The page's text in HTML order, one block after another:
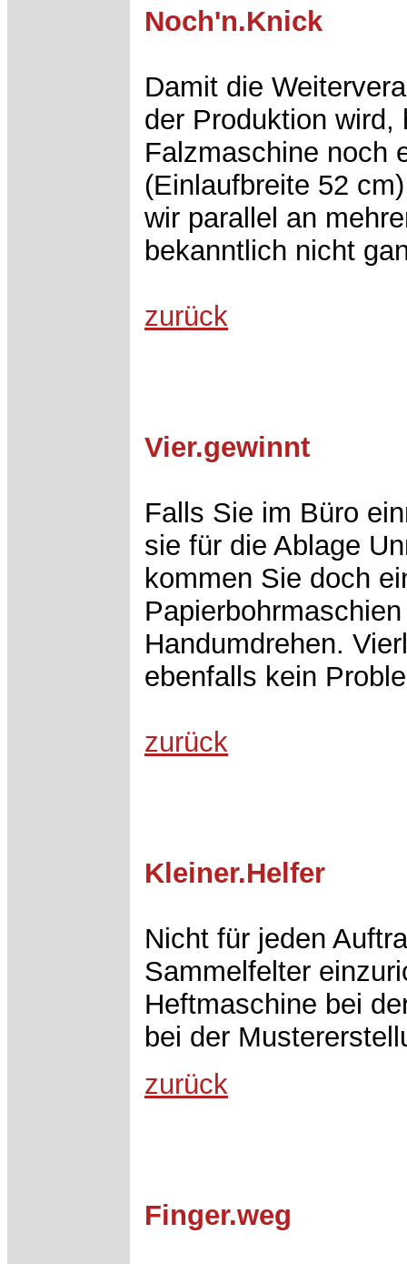
Noch'n.Knick
Damit die
der Produktion wird,
Falzmaschine noch
(Einlaufbreite 52
wir parallel an
bekanntlich nicht
zurück
Vier.gewinnt
Falls Sie im Büro
sie für die Ablage
kommen Sie doch
Handumdrehen.
ebenfalls kein
zurück
Kleiner.Helfer
Nicht für jeden
Sammelfelter
Heftmaschine bei
bei der
zurück
Finger.weg